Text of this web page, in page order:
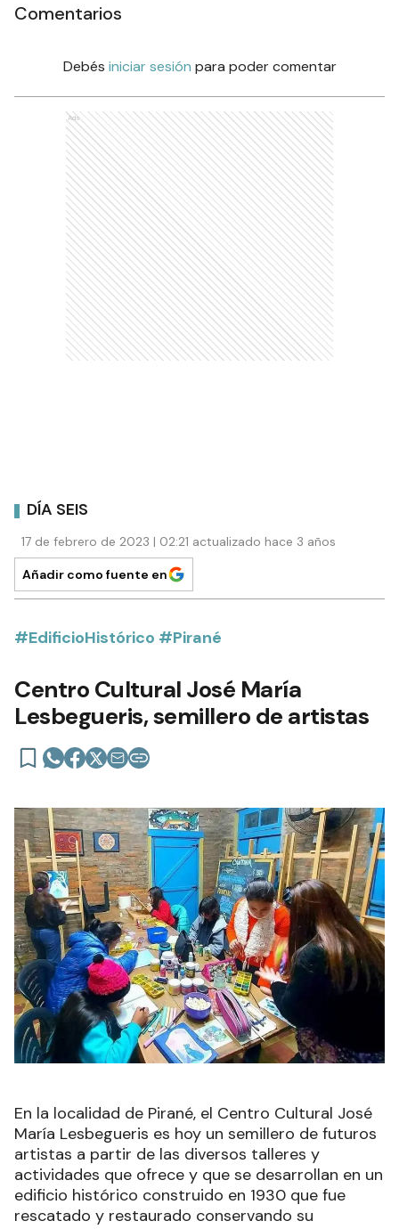
Comentarios
Debés iniciar sesión para poder comentar
Ads
DÍA SEIS
17 de febrero de 2023 | 02:21 actualizado hace 3 años
Añadir como fuente en
#EdificioHistórico #Pirané
Centro Cultural José María
Lesbegueris, semillero de artistas
En la localidad de Pirané, el Centro Cultural José
María Lesbegueris es hoy un semillero de futuros
artistas a partir de las diversos talleres y
actividades que ofrece y que se desarrollan en un
edificio histórico construido en 1930 que fue
rescatado y restaurado conservando su